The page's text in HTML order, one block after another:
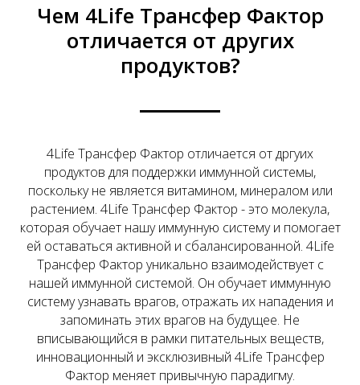
Чем 4Life Трансфер Фактор
отличается от других
продуктов?
4Life Трансфер Фактор отличается от дргуих
продуктов для поддержки иммунной системы,
поскольку не является витамином, минералом или
растением. 4Life Трансфер Фактор - это молекула,
которая обучает нашу иммунную систему и помогает
ей оставаться активной и сбалансированной. 4Life
Трансфер Фактор уникально взаимодействует с
нашей иммунной системой. Он обучает иммунную
систему узнавать врагов, отражать их нападения и
запоминать этих врагов на будущее. Не
вписывающийся в рамки питательных веществ,
инновационный и эксклюзивный 4Life Трансфер
Фактор меняет привычную парадигму.